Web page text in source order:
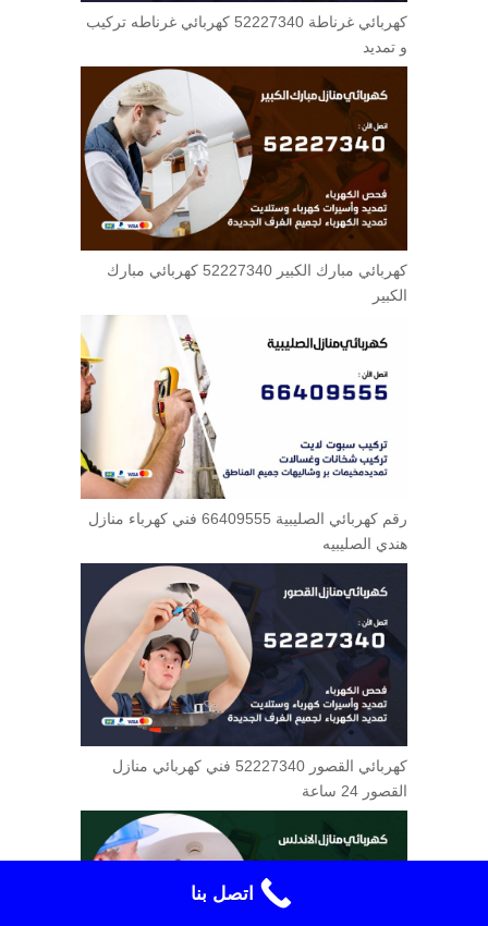
كهربائي غرناطة 52227340 كهربائي غرناطه تركيب
و تمديد
كهربائي مبارك الكبير 52227340 كهربائي مبارك
الكبير
رقم كهربائي الصليبية 66409555 فني كهرباء منازل
هندي الصليبيه
كهربائي القصور 52227340 فني كهربائي منازل
القصور 24 ساعة
اتصل بنا